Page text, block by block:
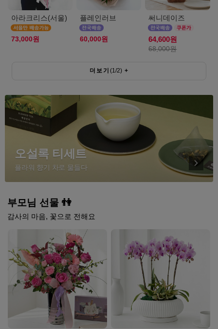
아라크리스(서울)
73,000원
플레인러브
60,000원
써니데이즈
64,600원
68,000원
더보기 (1/2)+
오설록 티세트
플라워 향기 차로 물들다
부모님 선물 👫
감사의 마음, 꽃으로 전해요